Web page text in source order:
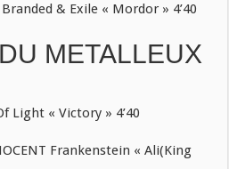
& Exile « Mordor » 4’40
METALLEUX
« Victory » 4’40
Frankenstein « Ali(King